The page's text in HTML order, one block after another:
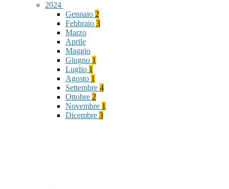
2024
Gennaio 2
Febbraio 3
Marzo
Aprile
Maggio
Giugno 1
Luglio 1
Agosto 1
Settembre 4
Ottobre 2
Novembre 1
Dicembre 3